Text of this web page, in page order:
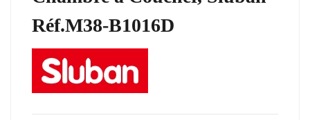
Réf.M38-B1016D